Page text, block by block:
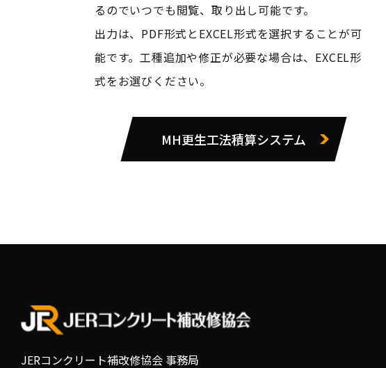
るのでいつでも閲覧、取り出し可能です。
出力は、PDF形式とEXCEL形式を選択することが可
能です。工種追加や修正が必要な場合は、EXCEL形
式をお選びください。
MH更生工法積算システム
JERコンクリート補改修協会 事務局